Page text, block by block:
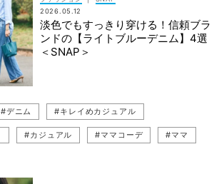
2026.05.12
淡色でもすっきり穿ける！信頼ブラ
ンドの【ライトブルーデニム】4選
＜SNAP＞
#デニム #キレイめカジュアル
#カジュアル #ママコーデ #ママ